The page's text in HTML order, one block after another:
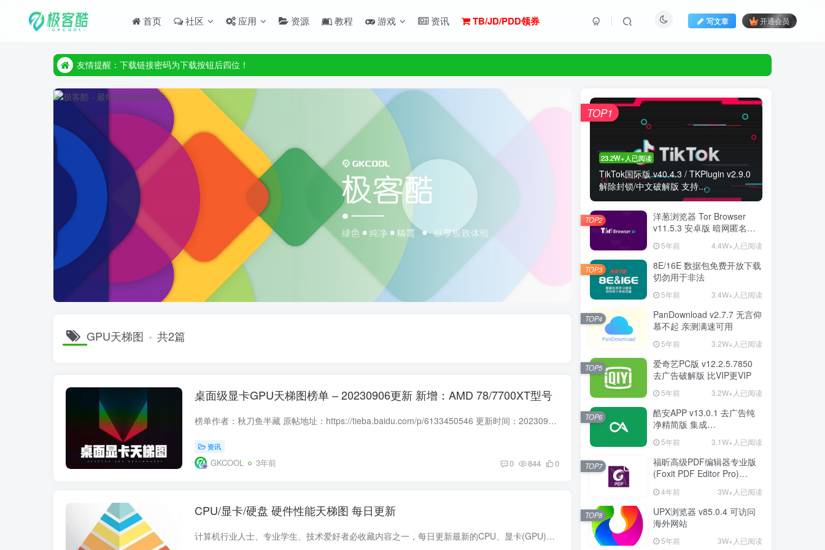
首页 社区 应用 资源 教程 游戏 资讯 TB/JD/PDD领券 写文章 开通会员
友情提醒：下载链接密码为下载按钮后四位！
友情提醒：下载链接密码为下载按钮后四位！
GPU天梯图 共2篇
桌面级显卡GPU天梯图榜单 – 20230906更新 新增：AMD 78/7700XT型号
榜单作者：秋刀鱼半藏 原帖地址：https://tieba.baidu.com/p/6133450546 更新时间：20230906 新增型号：AMD 78/7700XT 注意事项：因榜单图片过大，如图片不清晰请保存图片至本地或者打开图片至...
资讯
GKCOOL 3年前 0 844 0
CPU/显卡/硬盘 硬件性能天梯图 每日更新
计算机行业人士、专业学生、技术爱好者必收藏内容之一，每日更新最新的CPU、显卡(GPU)、硬盘性能天梯图，让你对硬件搭配做出最专业的判断及使用。 CPU性能天梯图 点此访问查看 显卡(GPU)性能天...
23.2W+人已阅读
TikTok国际版 v40.4.3 / TKPlugin v2.9.0
解除封锁/中文破解版 支持...
TOP1
洋葱浏览器 Tor Browser
v11.5.3 安卓版 暗网匿名浏
5年前 4.4W+人已阅读
TOP2
8E/16E 数据包免费开放下载
切勿用于非法
5年前 3.4W+人已阅读
TOP3
PanDownload v2.7.7 无言仰
慕不起 亲测满速可用
5年前 3.2W+人已阅读
TOP4
爱奇艺PC版 v12.2.5.7850
去广告破解版 比VIP更VIP
5年前 3.2W+人已阅读
TOP5
酷安APP v13.0.1 去广告纯
净精简版 集成
FuckCoolapkR1.16.5
5年前 3.1W+人已阅读
TOP6
福昕高级PDF编辑器专业版
(Foxit PDF Editor Pro)
4年前 3W+人已阅读
TOP7
UPX浏览器 v85.0.4 可访问
海外网站
5年前 3W+人已阅读
TOP8